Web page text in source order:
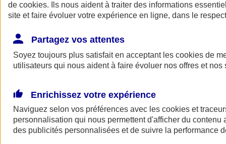
Nos offres recommandées pour votre
Les incontournables
de cookies. Ils nous aident à traiter des informations
site et faire évoluer votre expérience en ligne, dans le
Partagez vos attentes
Soyez toujours plus satisfait en acceptant les cookies de
utilisateurs qui nous aident à faire évoluer nos offres et nos
Enrichissez votre expérience
Naviguez selon vos préférences avec les cookies et
personnalisation qui nous permettent d'afficher du contenu
des publicités personnalisées et de suivre la performance